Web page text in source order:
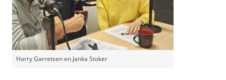
Harry Garretsen en Janka Stoker